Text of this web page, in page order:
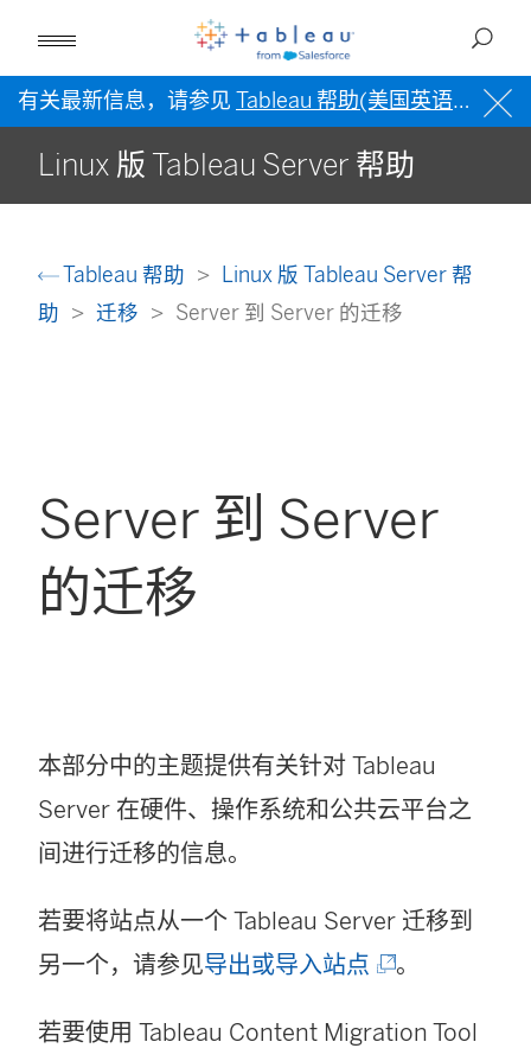
有关最新信息，请参见 Tableau 帮助(美国英语) 。
Linux 版 Tableau Server 帮助
Tableau 帮助
Linux 版 Tableau Server 帮
助
迁移 Server 到 Server 的迁移
Server 到 Server
的迁移
本部分中的主题提供有关针对 Tableau
Server 在硬件、操作系统和公共云平台之
间进行迁移的信息。
若要将站点从一个 Tableau Server 迁移到
另一个，请参见导出或导入站点 (
。
若要使用 Tableau Content Migration Tool